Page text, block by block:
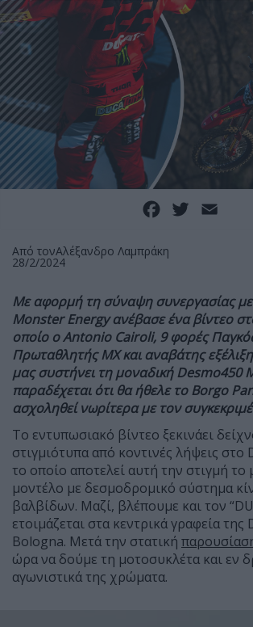
Facebook
Twitter
Από τονΑλέξανδρο Λαμπράκη
28/2/2024
Με αφορμή τη σύναψη συνεργασίας
Monster Energy ανέβασε ένα βίντεο
οποίο ο Antonio Cairoli, 9 φορές
Πρωταθλητής MX και αναβάτης
μας συστήνει τη μοναδική Desmo450
παραδέχεται ότι θα ήθελε το Borgo
ασχοληθεί νωρίτερα με τον
Το εντυπωσιακό βίντεο ξεκινάει
στιγμιότυπα από κοντινές λήψεις στο
το οποίο αποτελεί αυτή την στιγμή το
μοντέλο με δεσμοδρομικό σύστημα
βαλβίδων. Μαζί, βλέπουμε και τον
ετοιμάζεται στα κεντρικά γραφεία της
Bologna. Μετά την στατική
ώρα να δούμε τη μοτοσυκλέτα και εν
αγωνιστικά της χρώματα.